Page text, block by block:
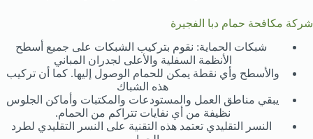
شركة مكافحة حمام دبا الفجيرة
شبكات الحماية: نقوم بتركيب الشبكات على جميع أسطح
الأنظمة السفلية والأعلى لجدران المباني
والأسطح وأي نقطة يمكن للحمام الوصول إليها. كما أن تركيب
هذه الشباك
يبقي مناطق العمل والمستودعات والمكتبات وأماكن الجلوس
نظيفة من أي نفايات تتراكم من الحمام.
النسر التقليدي تعتمد هذه التقنية على النسر التقليدي لطرد